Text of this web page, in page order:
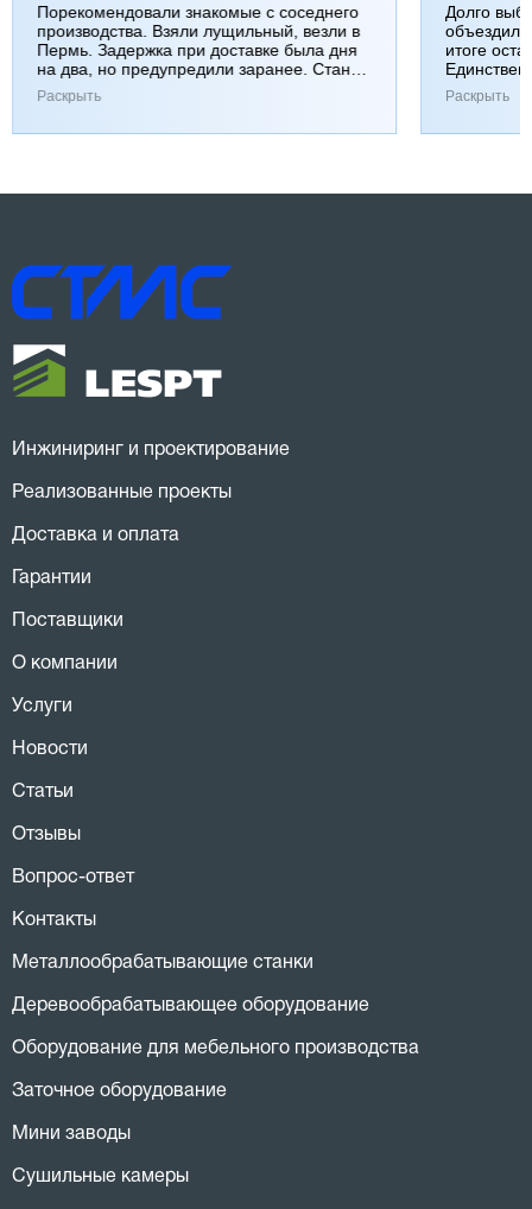
Порекомендовали знакомые с соседнего
производства. Взяли лущильный, везли в
Пермь. Задержка при доставке была дня
на два, но предупредили заранее. Станок
работает хорошо, к качеству вопросов нет.
Раскрыть
Долго
итоге
Раскрыть
Инжиниринг и проектирование
Реализованные проекты
Доставка и оплата
Гарантии
Поставщики
О компании
Услуги
Новости
Статьи
Отзывы
Вопрос-ответ
Контакты
Металлообрабатывающие станки
Деревообрабатывающее оборудование
Оборудование для мебельного производства
Заточное оборудование
Мини заводы
Сушильные камеры